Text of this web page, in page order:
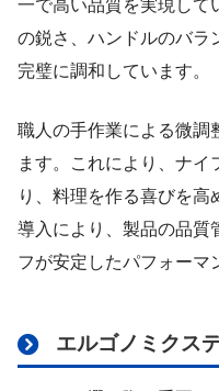
一で高い品質を実現して
の鋭さ、ハンドルのバラ
完璧に調和しています。
職人の手作業による微調
ます。これにより、ナイ
り、料理を作る喜びを
導入により、製品の品質
フが安定したパフォーマ
エルゴノミクス